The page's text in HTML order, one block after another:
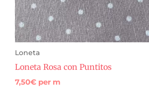
Loneta
Loneta Rosa con Puntitos
7,50€ per m